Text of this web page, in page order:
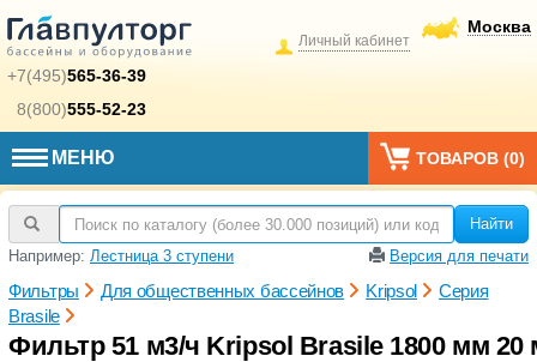
+7(495)565-36-39
8(800)555-52-23
Москва
Личный кабинет
МЕНЮ ТОВАРОВ (0)
Найти
Например: Лестница 3 ступени Версия для печати
Фильтры Для общественных бассейнов Kripsol
Серия
Brasile
Фильтр 51 м3/ч Kripsol Brasile 1800 мм 20